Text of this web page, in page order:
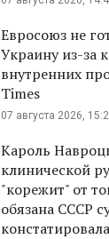
Евросоюз не
Украину из-за
внутренних
Times
07 августа 2026,
Кароль
клинической
"корежит" от
обязана СССР